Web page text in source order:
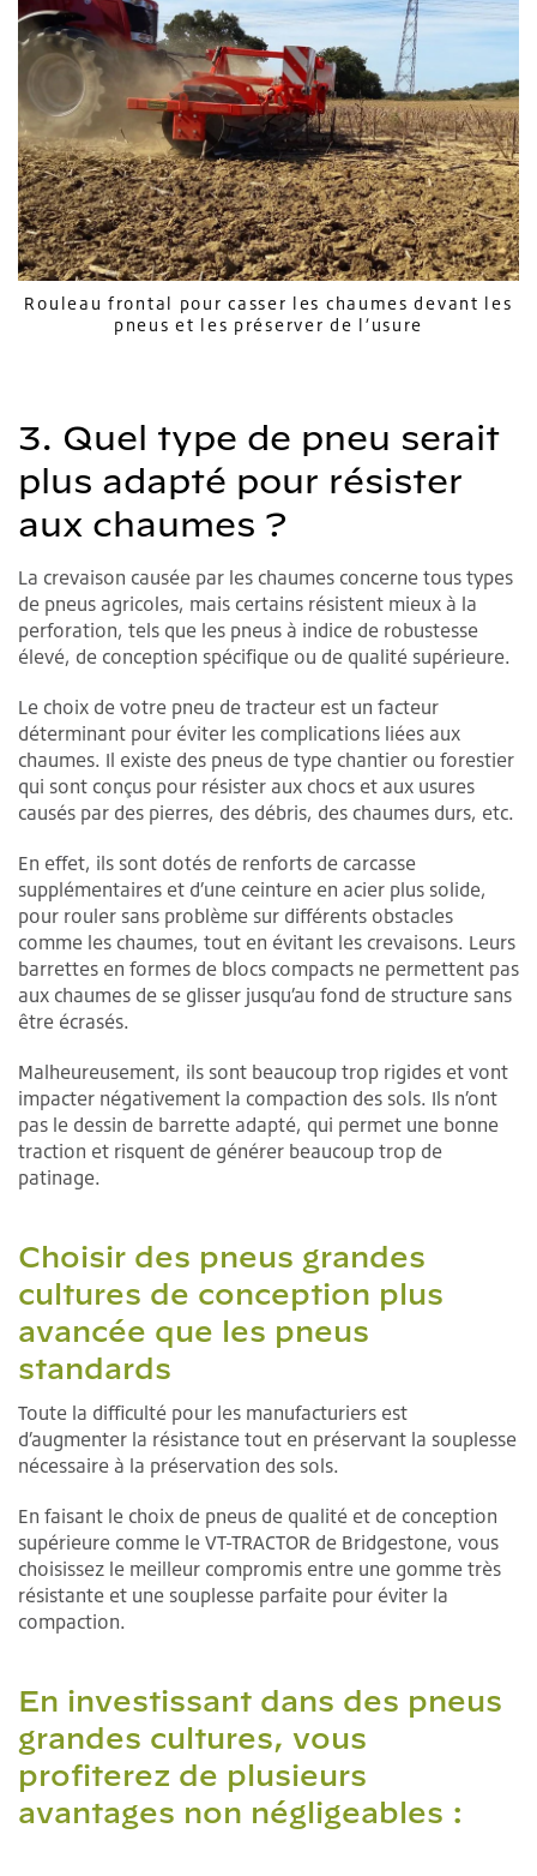
Rouleau frontal pour casser les chaumes devant les
pneus et les préserver de l’usure
3. Quel type de pneu serait
plus adapté pour résister
aux chaumes ?
La crevaison causée par les chaumes concerne tous types
de pneus agricoles, mais certains résistent mieux à la
perforation, tels que les pneus à indice de robustesse
élevé, de conception spécifique ou de qualité supérieure.
Le choix de votre pneu de tracteur est un facteur
déterminant pour éviter les complications liées aux
chaumes. Il existe des pneus de type chantier ou forestier
qui sont conçus pour résister aux chocs et aux usures
causés par des pierres, des débris, des chaumes durs, etc.
En effet, ils sont dotés de renforts de carcasse
supplémentaires et d’une ceinture en acier plus solide,
pour rouler sans problème sur différents obstacles
comme les chaumes, tout en évitant les crevaisons. Leurs
barrettes en formes de blocs compacts ne permettent pas
aux chaumes de se glisser jusqu’au fond de structure sans
être écrasés.
Malheureusement, ils sont beaucoup trop rigides et vont
impacter négativement la compaction des sols. Ils n’ont
pas le dessin de barrette adapté, qui permet une bonne
traction et risquent de générer beaucoup trop de
patinage.
Choisir des pneus grandes
cultures de conception plus
avancée que les pneus
standards
Toute la difficulté pour les manufacturiers est
d’augmenter la résistance tout en préservant la souplesse
nécessaire à la préservation des sols.
En faisant le choix de pneus de qualité et de conception
supérieure comme le VT-TRACTOR de Bridgestone, vous
choisissez le meilleur compromis entre une gomme très
résistante et une souplesse parfaite pour éviter la
compaction.
En investissant dans des pneus
grandes cultures, vous
profiterez de plusieurs
avantages non négligeables :